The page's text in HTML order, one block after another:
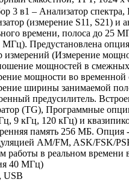
3 в1 – Анализатор
(измерение S11, S21) и
времени, полоса до 25
МГц). Предустановлена
измерений (Измерение
мощностей в
мощности во временной
ширины занимаемой
предусилитель.
(TG), Программные
9 кГц, 120 кГц) и
память 256 МБ. Опция -
AM/FM, ASK/FSK/
работы в реальном времени
40 МГц)
USB